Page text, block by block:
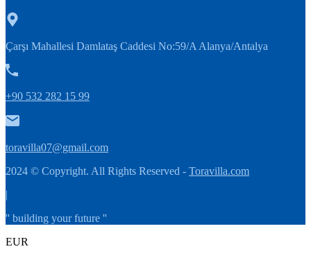
Çarşı Mahallesi Damlataş Caddesi No:59/A Alanya/Antalya
+90 532 282 15 99
toravilla07@gmail.com
2024 © Copyright. All Rights Reserved - Toravilla.com
|
'' building your future ''
EUR